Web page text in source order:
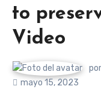
to
Video
por
mayo 15, 2023